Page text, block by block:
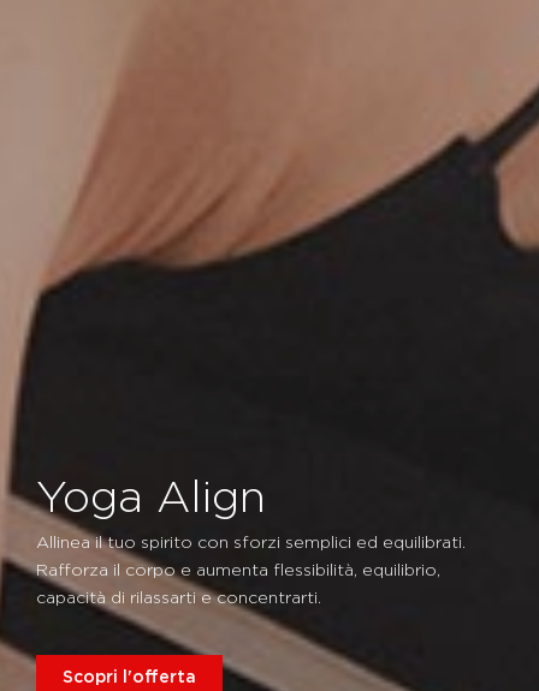
Yoga Align
Allinea il tuo spirito con sforzi semplici ed equilibrati.
Rafforza il corpo e aumenta flessibilità, equilibrio,
capacità di rilassarti e concentrarti.
Scopri l'offerta